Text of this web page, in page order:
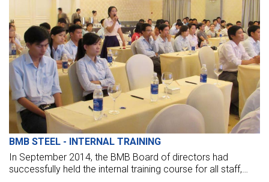
BMB STEEL - INTERNAL TRAINING
In September 2014, the BMB Board of directors had
successfully held the internal training course for all staff,